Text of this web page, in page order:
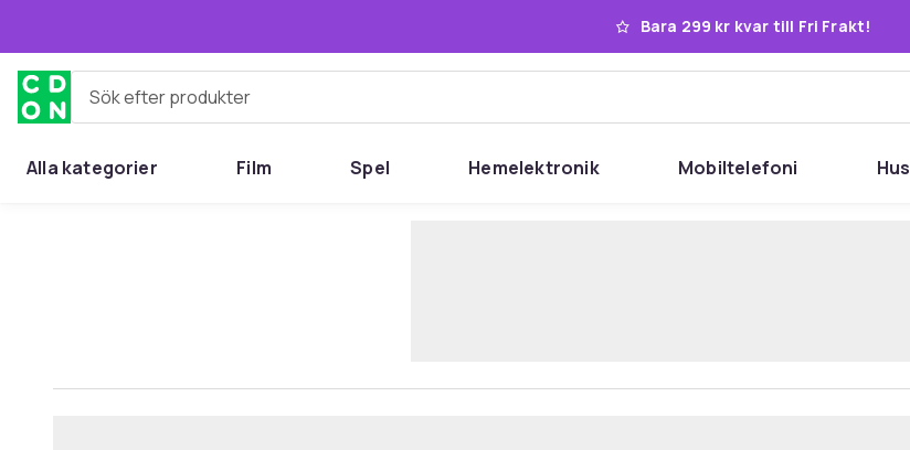
Bara 299 kr kvar till Fri Frakt!
Sök efter produkter
Alla kategorier Film Spel Hemelektronik Mobiltelefoni